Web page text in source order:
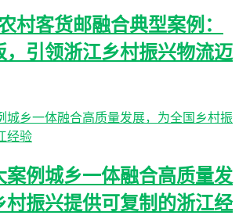
村客货邮融合典型案例：
，引领浙江乡村振兴物流迈
案例城乡一体融合高质量发
村振兴提供可复制的浙江经